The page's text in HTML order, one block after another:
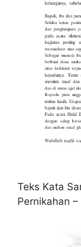
Teks Kata
Pernikahan